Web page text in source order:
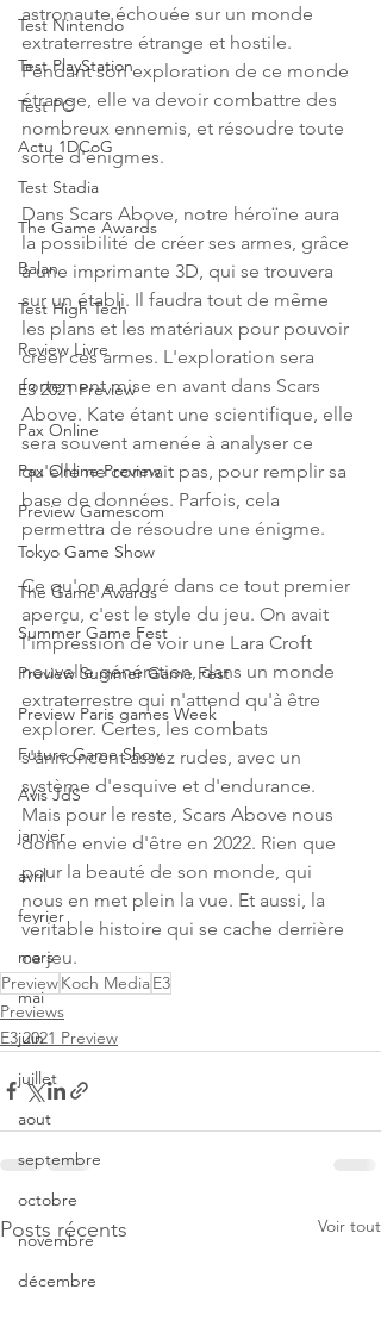
Test Nintendo
Test PlayStation
Test PC
Actu 1DCoG
Test Stadia
The Game Awards
Balan
Test High Tech
Review Livre
E3 2021 Preview
Pax Online
Pax Online Preview
Preview Gamescom
Tokyo Game Show
The Game Awards
Summer Game Fest
Preview Summer Game Fest
Preview Paris games Week
Future Game Show
Avis JdS
janvier
avril
fevrier
mars
mai
juin
juillet
aout
septembre
octobre
novembre
décembre
astronaute échouée sur un monde
extraterrestre étrange et hostile.
Pendant son exploration de ce monde
étrange, elle va devoir combattre des
nombreux ennemis, et résoudre toute
sorte d'énigmes.
Dans Scars Above, notre héroïne aura
la possibilité de créer ses armes, grâce
à une imprimante 3D, qui se trouvera
sur un établi. Il faudra tout de même
les plans et les matériaux pour pouvoir
créer ces armes. L'exploration sera
fortement mise en avant dans Scars
Above. Kate étant une scientifique, elle
sera souvent amenée à analyser ce
qu'elle ne connait pas, pour remplir sa
base de données. Parfois, cela
permettra de résoudre une énigme.
Ce qu'on a adoré dans ce tout premier
aperçu, c'est le style du jeu. On avait
l'impression de voir une Lara Croft
nouvelle génération, dans un monde
extraterrestre qui n'attend qu'à être
explorer. Certes, les combats
s'annoncent assez rudes, avec un
système d'esquive et d'endurance.
Mais pour le reste, Scars Above nous
donne envie d'être en 2022. Rien que
pour la beauté de son monde, qui
nous en met plein la vue. Et aussi, la
véritable histoire qui se cache derrière
ce jeu.
PreviewKoch MediaE3
Previews
E3 2021 Preview
Posts récents Voir tout